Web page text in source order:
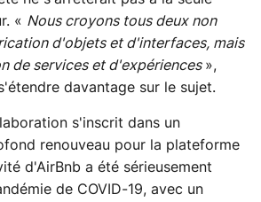
« Nous croyons tous deux non
d'objets et d'interfaces, mais
de services et d'expériences »,
davantage sur le sujet.
s'inscrit dans un
renouveau pour la plateforme
d'AirBnb a été sérieusement
de COVID-19, avec un